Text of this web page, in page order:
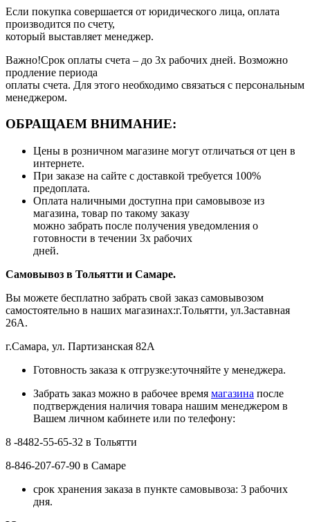
Если покупка совершается от юридического лица, оплата
производится по счету,
который выставляет менеджер.
Важно!Срок оплаты счета – до 3х рабочих дней. Возможно
продление периода
оплаты счета. Для этого необходимо связаться с персональным
менеджером.
ОБРАЩАЕМ ВНИМАНИЕ:
Цены в розничном магазине могут отличаться от цен в
интернете.
При заказе на сайте с доставкой требуется 100%
предоплата.
Оплата наличными доступна при самовывозе из
магазина, товар по такому заказу
можно забрать после получения уведомления о
готовности в течении 3х рабочих
дней.
Самовывоз в Тольятти и Самаре.
Вы можете бесплатно забрать свой заказ самовывозом
самостоятельно в наших магазинах:г.Тольятти, ул.Заставная
26А.
г.Самара, ул. Партизанская 82А
Готовность заказа к отгрузке:уточняйте у менеджера.
Забрать заказ можно в рабочее время магазина после
подтверждения наличия товара нашим менеджером в
Вашем личном кабинете или по телефону:
8 -8482-55-65-32 в Тольятти
8-846-207-67-90 в Самаре
срок хранения заказа в пункте самовывоза: 3 рабочих
дня.